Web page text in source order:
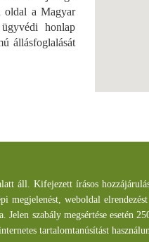
a Magyar
honlap
állásfoglalását
áll. Kifejezett írásos
megjelenést, weboldal
Jelen szabály megsértése
tartalomtanúsítást